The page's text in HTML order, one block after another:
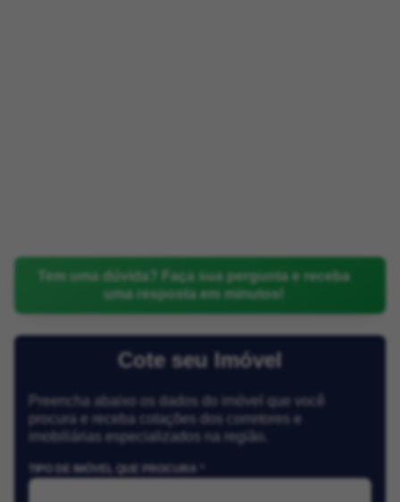
Tem uma dúvida? Faça sua pergunta e receba
uma resposta em minutos!
Cote seu Imóvel
Preencha abaixo os dados do imóvel que você
procura e receba cotações dos corretores e
imobiliárias especializados na região.
TIPO DE IMÓVEL QUE PROCURA *